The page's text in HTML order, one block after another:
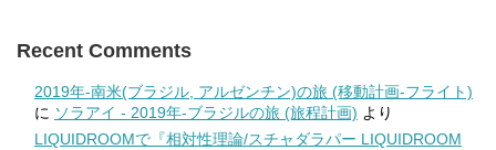
Recent Comments
2019年-南米(ブラジル, アルゼンチン)の旅 (移動計画-フライト)
に ソラアイ - 2019年-ブラジルの旅 (旅程計画) より
LIQUIDROOMで『相対性理論/スチャダラパー LIQUIDROOM